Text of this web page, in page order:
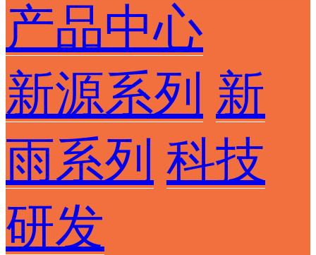
产品中心
新源系列 新
雨系列 科技
研发